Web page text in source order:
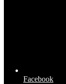
Facebook